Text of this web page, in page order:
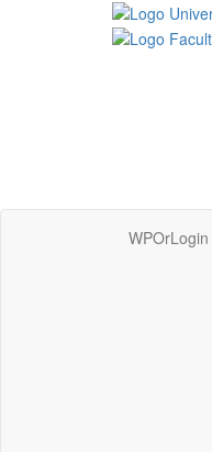
WPOrLogin